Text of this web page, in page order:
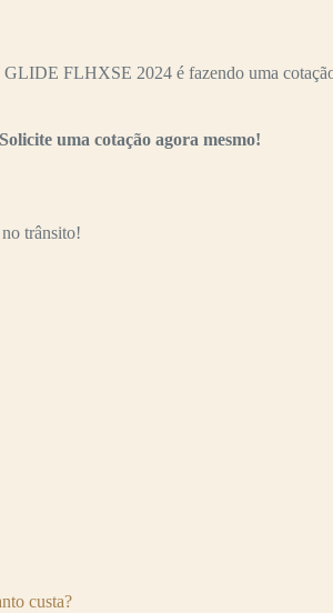
FLHXSE 2024 é fazendo uma
uma cotação agora mesmo!
trânsito!
custa?